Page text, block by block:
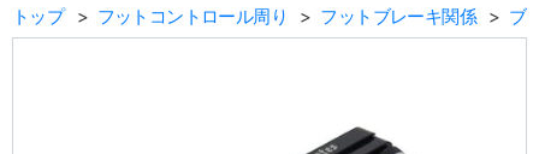
トップ
フットコントロール周り フットブレーキ関係 ブ